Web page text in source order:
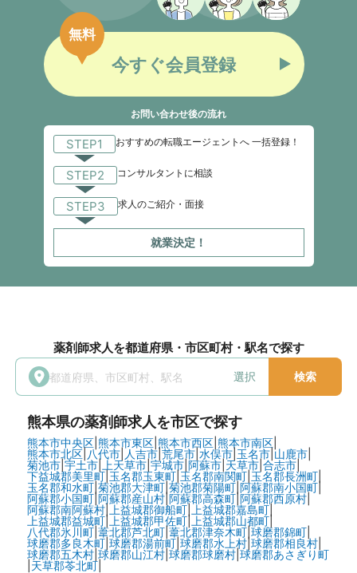
今すぐ会員登録
無料
お問い合わせ後の流れ
STEP1 おすすめの転職エージェントへ 一括登録！
STEP2 コンサルタントに相談
STEP3 求人のご紹介・面接
就業決定！
薬剤師求人を都道府県・市区町村・駅名で探す
選択 検索
熊本県の薬剤師求人を市区で探す
熊本市中央区| 熊本市東区| 熊本市西区| 熊本市南区|
熊本市北区| 八代市| 人吉市| 荒尾市| 水俣市| 玉名市| 山鹿市|
菊池市| 宇土市| 上天草市| 宇城市| 阿蘇市| 天草市| 合志市|
下益城郡美里町| 玉名郡玉東町| 玉名郡南関町| 玉名郡長洲町|
玉名郡和水町| 菊池郡大津町| 菊池郡菊陽町| 阿蘇郡南小国町|
阿蘇郡小国町|阿蘇郡産山村|阿蘇郡高森町|阿蘇郡西原村|
阿蘇郡南阿蘇村| 上益城郡御船町| 上益城郡嘉島町|
上益城郡益城町| 上益城郡甲佐町| 上益城郡山都町|
八代郡氷川町| 葦北郡芦北町| 葦北郡津奈木町| 球磨郡錦町|
球磨郡多良木町| 球磨郡湯前町| 球磨郡水上村|球磨郡相良村|
球磨郡五木村| 球磨郡山江村| 球磨郡球磨村| 球磨郡あさぎり町
天草郡苓北町|